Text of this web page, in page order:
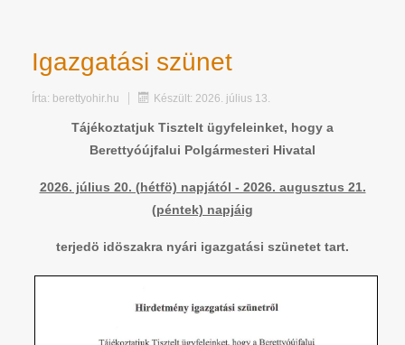
Igazgatási szünet
Írta: berettyohir.hu Készült: 2026. július 13.
Tájékoztatjuk Tisztelt ügyfeleinket, hogy a
Berettyóújfalui Polgármesteri Hivatal
2026. július 20. (hétfö) napjától - 2026. augusztus 21.
(péntek) napjáig
terjedö idöszakra nyári igazgatási szünetet tart.